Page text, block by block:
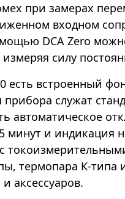
при замерах
входном
DCA Zero
силу
есть встроенный
служат
автоматическое
минут и индикация
термопара К-типа
аксессуаров.